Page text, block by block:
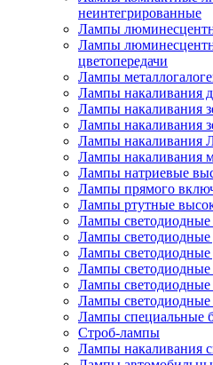
неинтегрированные
Лампы
Лампы
цветопередачи
Лампы
Лампы накаливания
Лампы накаливания
Лампы накаливания
Лампы накаливания
Лампы накаливания
Лампы натриевые
Лампы прямого
Лампы ртутные
Лампы
Лампы светодиодные
Лампы светодиодные
Лампы
Лампы
Лампы светодиодные
Лампы специальные
Строб-лампы
Лампы накаливания